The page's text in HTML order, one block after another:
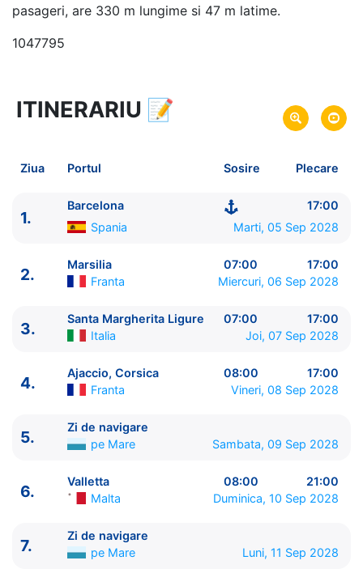
pasageri, are 330 m lungime si 47 m latime.
1047795
33 zile vacanta de croaziera in
Marea Mediterana de Vest si Est -
link oferta
Plecare pe 05 Sep 2028 din Barcelona, Spania
Princess Cruises
ITINERARIU
----------------------------------------
1. Barcelona Spania
⚓ - 17:00
3.
Santa Margherita Ligure
Ajaccio, Corsica
08:00 - 17:00
ITINERARIU 📝
Ziua Portul Sosire Plecare
1.
Barcelona
17:00
Spania
Marti, 05 Sep 2028
2.
Marsilia 07:00
17:00
Franta
Miercuri, 06 Sep 2028
3.
Santa Margherita Ligure 07:00
17:00
Italia
Joi, 07 Sep 2028
4.
Ajaccio, Corsica 08:00
17:00
Franta
Vineri, 08 Sep 2028
5.
Zi de navigare
pe Mare
Sambata, 09 Sep 2028
6.
Valletta 08:00
21:00
Malta
Duminica, 10 Sep 2028
7.
Zi de navigare
pe Mare
Luni, 11 Sep 2028